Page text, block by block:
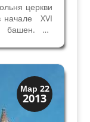
церкви
начале XVI
башен. Её
звон
одним из
Мар 22
2013